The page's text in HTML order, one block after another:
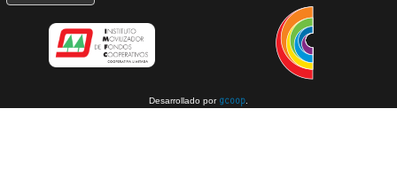
Desarrollado por gcoop.